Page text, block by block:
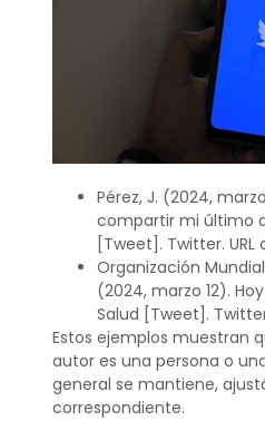
Pérez, J. (2024,
compartir mi último
[Tweet]. Twitter. URL
Organización
(2024, marzo 12).
Salud [Tweet].
Estos ejemplos muestran
autor es una persona o
general se mantiene,
correspondiente.